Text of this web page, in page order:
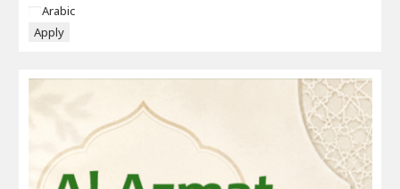
Language
Arabic
Apply